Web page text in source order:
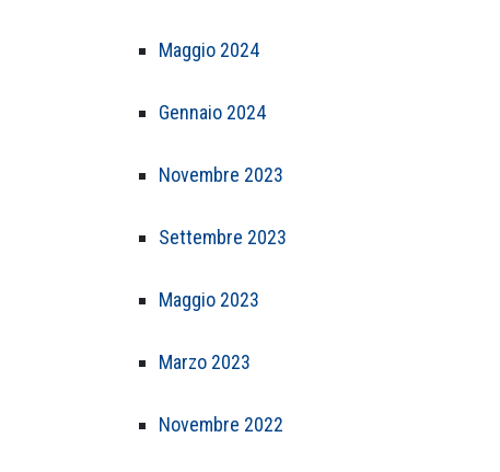
Maggio 2024
Gennaio 2024
Novembre 2023
Settembre 2023
Maggio 2023
Marzo 2023
Novembre 2022